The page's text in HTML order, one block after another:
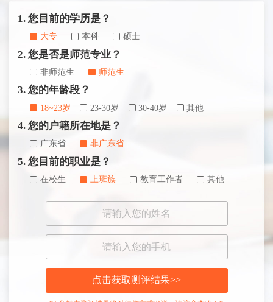
1. 您目前的学历是？
大专 本科 硕士
2. 您是否是师范专业？
非师范生 师范生
3. 您的年龄段？
18~23岁 23-30岁 30-40岁 其他
4. 您的户籍所在地是？
广东省 非广东省
5. 您目前的职业是？
在校生 上班族 教育工作者 其他
点击获取测评结果>>